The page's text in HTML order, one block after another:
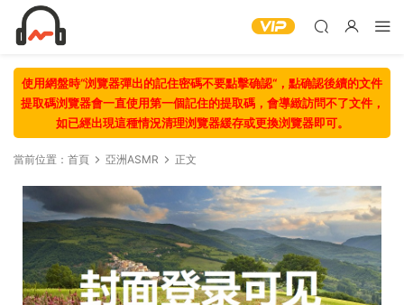
使用網盤時“浏覽器彈出的記住密碼不要點擊确認“，點确認後續的文件
提取碼浏覽器會一直使用第一個記住的提取碼，會導緻訪問不了文件，
如已經出現這種情況清理浏覽器緩存或更換浏覽器即可。
當前位置： 首頁 亞洲ASMR 正文